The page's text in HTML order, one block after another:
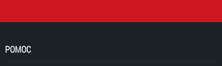
POMOC